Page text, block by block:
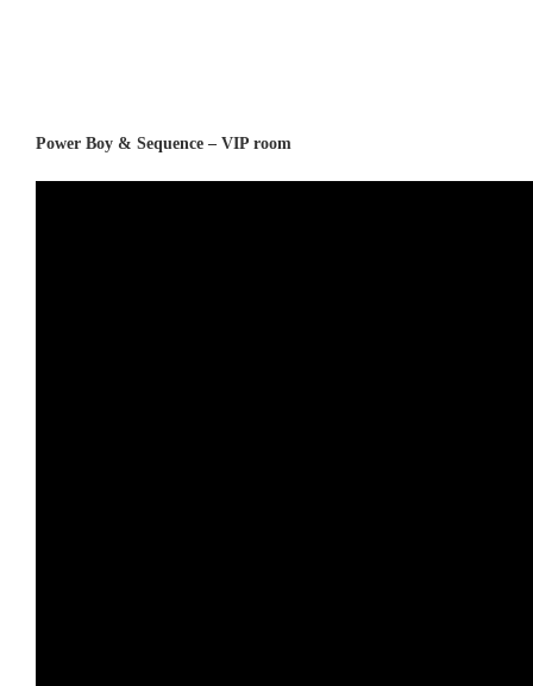
Power Boy & Sequence – VIP room